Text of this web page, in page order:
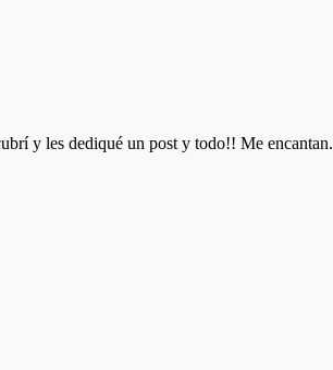
y les dediqué un post y todo!! Me encantan.